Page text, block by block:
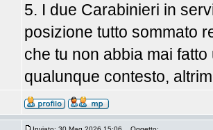
5. I due Carabinieri in
posizione tutto sommato
che tu non abbia mai
qualunque contesto,